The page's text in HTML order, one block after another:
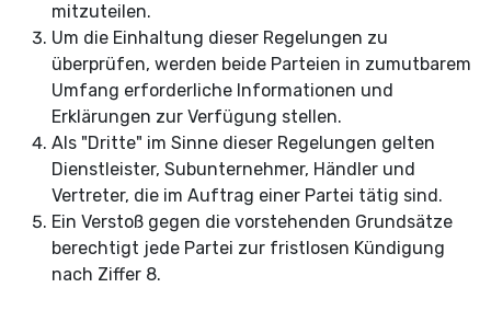
mitzuteilen.
Um die Einhaltung dieser Regelungen zu
überprüfen, werden beide Parteien in zumutbarem
Umfang erforderliche Informationen und
Erklärungen zur Verfügung stellen.
Als "Dritte" im Sinne dieser Regelungen gelten
Dienstleister, Subunternehmer, Händler und
Vertreter, die im Auftrag einer Partei tätig sind.
Ein Verstoß gegen die vorstehenden Grundsätze
berechtigt jede Partei zur fristlosen Kündigung
nach Ziffer 8.